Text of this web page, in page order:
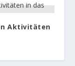
Aktivitäten